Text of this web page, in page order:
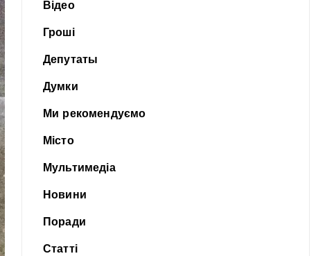
Відео
Гроші
Депутаты
Думки
Ми рекомендуємо
Місто
Мультимедіа
Новини
Поради
Статті